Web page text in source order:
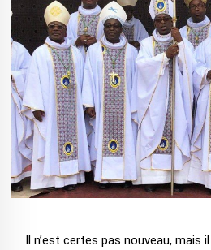
Il n’est certes pas nouveau, mais